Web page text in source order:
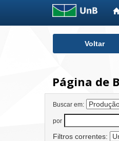
Voltar
Página de
Buscar em:
por
Filtros correntes: